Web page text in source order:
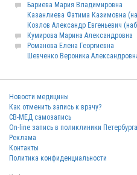
Бариева Мария Владимировна
Казанлиева Фатима Казимовна
Козлов Александр Евгеньевич
Кумирова Марина Александровна
Романова Елена Георгиевна
Шевченко Вероника
Новости медицины
Как отменить запись к врачу?
СВ-МЕД самозапись
On-line запись в поликлиники Петербурга
Реклама
Контакты
Политика конфиденциальности